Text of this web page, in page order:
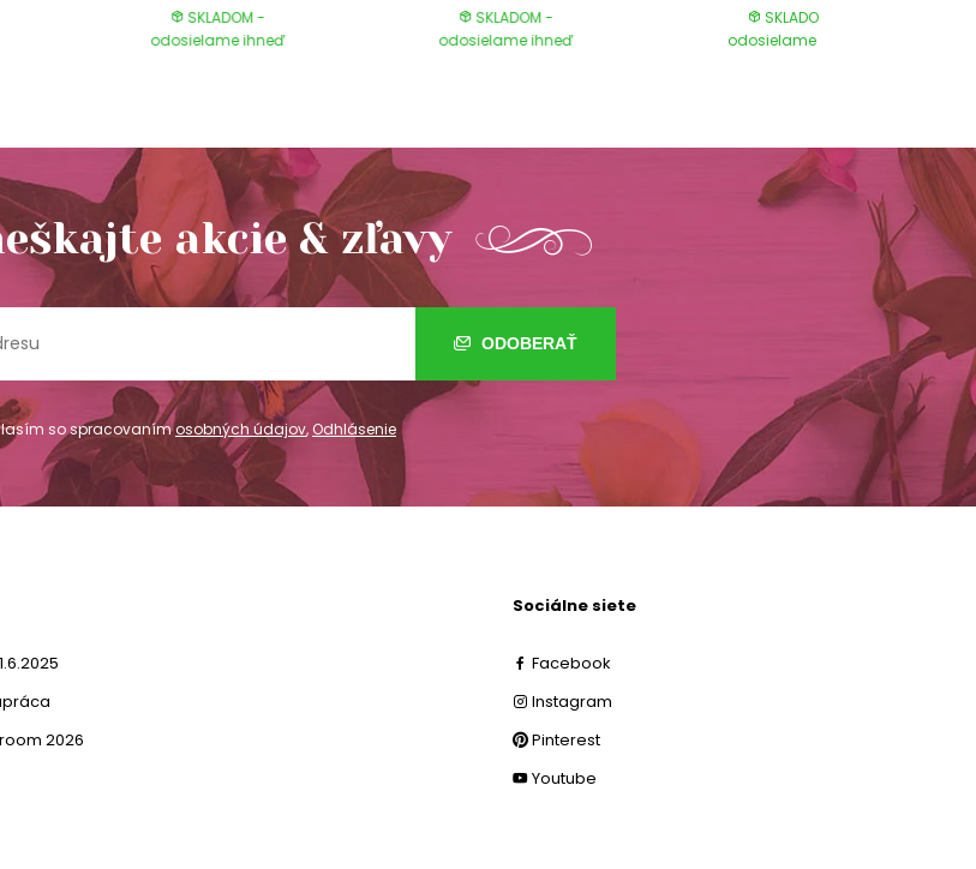
SKLADOM -
odosielame ihneď
SKLADOM -
odosielame ihneď
SKLADOM -
odosielame ihneď
akcie & zľavy
ODOBERAŤ
so spracovanímosobných údajov,Odhlásenie
2026
Sociálne siete
Facebook
Instagram
Pinterest
Youtube